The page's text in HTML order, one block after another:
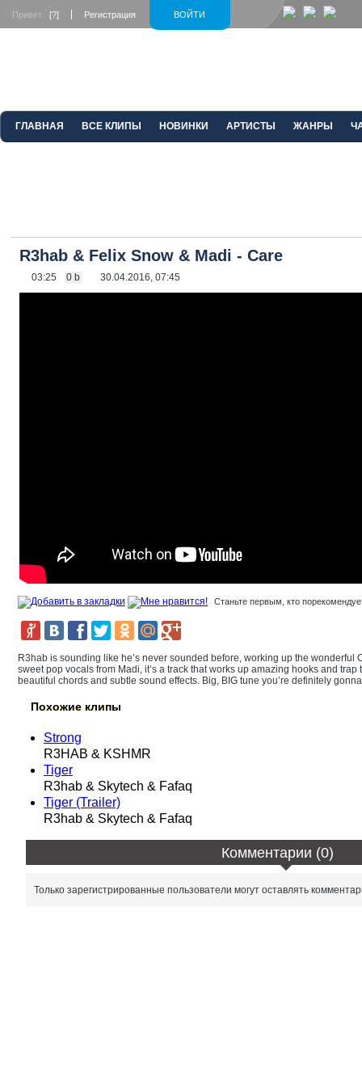
ВОЙТИ
Привет [?] Регистрация
ГЛАВНАЯ ВСЕ КЛИПЫ НОВИНКИ АРТИСТЫ ЖАНРЫ
R3hab & Felix Snow & Madi - Care
03:25 0 b 30.04.2016, 07:45
Станьте первым, кто
R3hab is sounding like he’s never sounded before, working up the wonderful
sweet pop vocals from Madi, it’s a track that works up amazing hooks and
beautiful chords and subtle sound effects. Big, BIG tune you’re definitely
Похожие клипы
Strong
R3HAB & KSHMR
Tiger
R3hab & Skytech & Fafaq
Tiger (Trailer)
R3hab & Skytech & Fafaq
Комментарии (0)
Только зарегистрированные пользователи могут оставлять